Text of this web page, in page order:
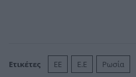
Ετικέτες ΕΕ Ε.Ε Ρωσία